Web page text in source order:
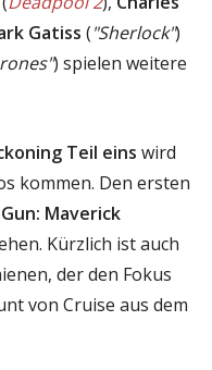
Gatiss ("Sherlock")
) spielen weitere
Teil eins wird
kommen. Den ersten
Maverick
Kürzlich ist auch
der den Fokus
von Cruise aus dem